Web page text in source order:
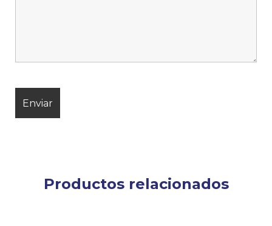
Productos relacionados